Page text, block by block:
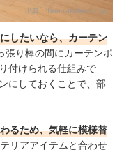
出典： item.rakuten.co.jp
したいなら、カーテン
張り棒の間にカーテンポ
付けられる仕組みで
にしておくことで、部
るため、気軽に模様替
リアアイテムと合わせ